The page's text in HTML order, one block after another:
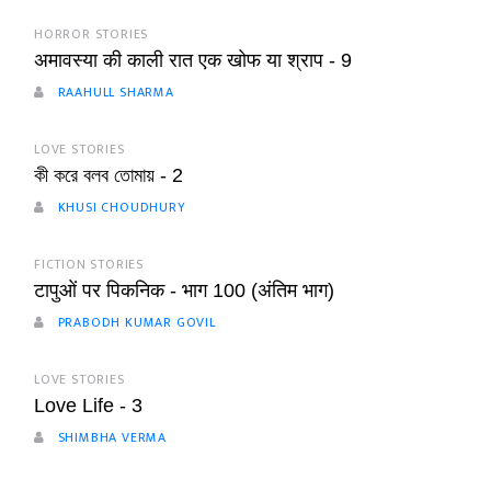
HORROR STORIES
अमावस्या की काली रात एक खोफ या श्राप - 9
RAAHULL SHARMA
LOVE STORIES
কী করে বলব তোমায় - 2
KHUSI CHOUDHURY
FICTION STORIES
टापुओं पर पिकनिक - भाग 100 (अंतिम भाग)
PRABODH KUMAR GOVIL
LOVE STORIES
Love Life - 3
SHIMBHA VERMA